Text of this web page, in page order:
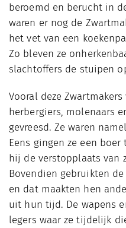
beroemd en berucht in
waren er nog de
het vet van een
Zo bleven ze
slachtoffers de stuipen
Vooral deze
herbergiers, molenaars
gevreesd. Ze waren
Eens gingen ze een
hij de verstopplaats van
Bovendien gebruikten
en dat maakten hen
uit hun tijd. De wapens
legers waar ze tijdelijk